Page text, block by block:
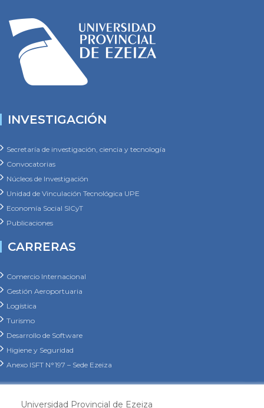
INVESTIGACIÓN
Secretaría de investigación, ciencia y tecnología
Convocatorias
Núcleos de Investigación
Unidad de Vinculación Tecnológica UPE
Economía Social SICyT
Publicaciones
CARRERAS
Comercio Internacional
Gestión Aeroportuaria
Logística
Turismo
Desarrollo de Software
Higiene y Seguridad
Anexo ISFT N°197 – Sede Ezeiza
Universidad Provincial de Ezeiza